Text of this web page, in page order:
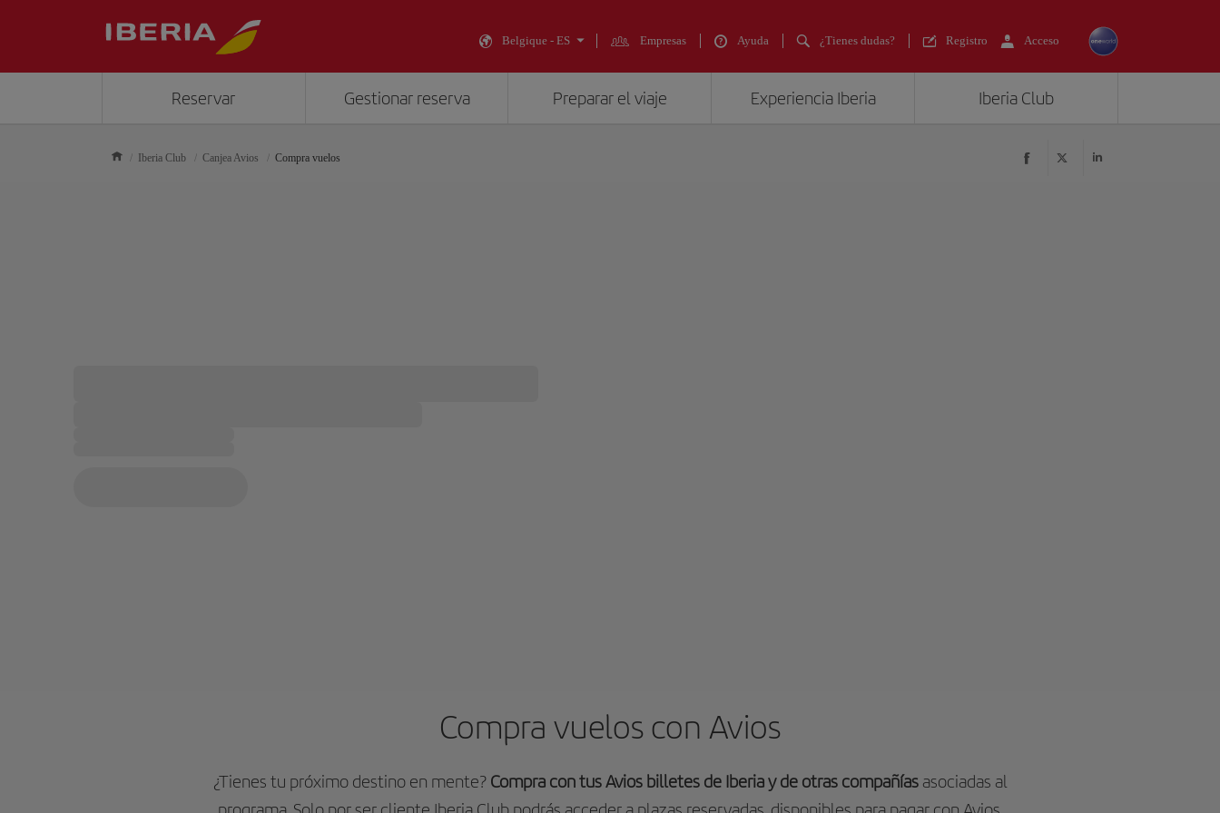
Belgique - ES Empresas Ayuda ¿Tienes dudas? Registro Acceso
Reservar Gestionar reserva Preparar el viaje Experiencia Iberia Iberia Club
Iberia Club Canjea Avios Compra vuelos
Compra vuelos con Avios
¿Tienes tu próximo destino en mente? Compra con tus Avios billetes de Iberia y de otras compañíasasociadas al